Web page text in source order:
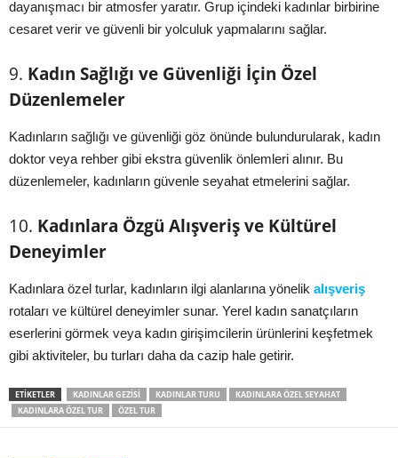
dayanışmacı bir atmosfer yaratır. Grup içindeki kadınlar birbirine
cesaret verir ve güvenli bir yolculuk yapmalarını sağlar.
9. Kadın Sağlığı ve Güvenliği İçin Özel
Düzenlemeler
Kadınların sağlığı ve güvenliği göz önünde bulundurularak, kadın
doktor veya rehber gibi ekstra güvenlik önlemleri alınır. Bu
düzenlemeler, kadınların güvenle seyahat etmelerini sağlar.
10. Kadınlara Özgü Alışveriş ve Kültürel
Deneyimler
Kadınlara özel turlar, kadınların ilgi alanlarına yönelik alışveriş
rotaları ve kültürel deneyimler sunar. Yerel kadın sanatçıların
eserlerini görmek veya kadın girişimcilerin ürünlerini keşfetmek
gibi aktiviteler, bu turları daha da cazip hale getirir.
ETIKETLER KADINLAR GEZISI KADINLAR TURU
KADINLARA ÖZEL SEYAHAT
KADINLARA ÖZEL TUR
ÖZEL TUR